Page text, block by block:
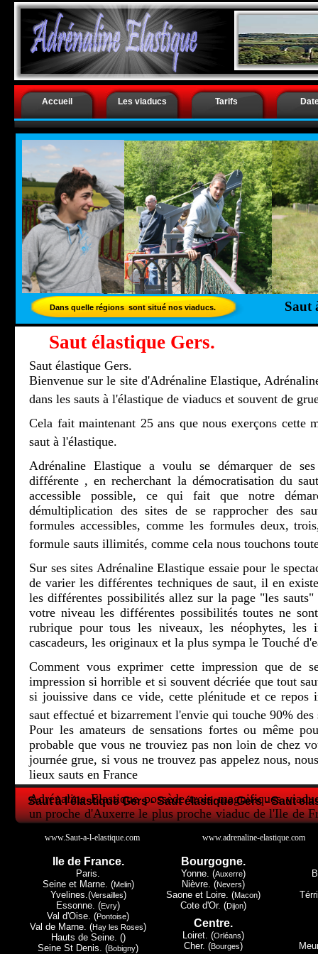
Saut à l'élastique Gers - Saut élastique Gers - Saut
Ile de France.
Paris.
Seine et Marne. (Melin)
Yvelines.(Versailles)
Essonne. (Evry)
Val d'Oise. (Pontoise)
Val de Marne. (Hay les Roses)
Hauts de Seine. ()
Seine St Denis. (Bobigny)
Bourgogne.
Yonne. (Auxerre)
Nièvre. (Nevers)
Saone et Loire. (Macon)
Cote d'Or. (Dijon)
Centre.
Loiret. (Orléans)
Cher. (Bourges)
Saut
Dans quelle régions sont situé nos viaducs.
Saut élastique Gers.
Saut élastique Gers.
Bienvenue sur le site d'Adrénaline Elastique,
dans les sauts à l'élastique de viaducs et souvent de
Cela fait maintenant 25 ans que nous exerçons cette
saut à l'élastique.
Adrénaline Elastique a voulu se démarquer de
différente , en recherchant la démocratisation du
accessible possible, ce qui fait que notre
démultiplication des sites de se rapprocher des
formules accessibles, comme les formules deux,
formule sauts illimités, comme cela nous touchons
Sur ses sites Adrénaline Elastique essaie pour le
de varier les différentes techniques de saut, il en
les différentes possibilités allez sur la page "les
votre niveau les différentes possibilités toutes ne
rubrique pour tous les niveaux, les néophytes, les
cascadeurs, les originaux et la plus sympa le Touché
Comment vous exprimer cette impression que de
impression si horrible et si souvent décriée que tout
si jouissive dans ce vide, cette plénitude et ce repos
saut effectué et bizarrement l'envie qui touche 90% des
Pour les amateurs de sensations fortes ou même
probable que vous ne trouviez pas non loin de chez
journée grue, si vous ne trouvez pas appelez nous,
lieux sauts en France
Adrénaline Elastique possède trois magnifiques
un proche d'Auxerre le plus proche viaduc de l'Ile de
la Lorraine et le petit dernier en Champagne Ardenne.
Tous les trois ont leur spécificité, Druyes les Belles
de Paris, Exermont lui dans les Ardennes c'est la
Luxembourg, mais c'est à Claudon et seulement à
Must du Must le touché d'eau.
Nous espérons vous avoir donné envie de regarder
donc peut-être pour un avenir proche, vous avoir
Accueil Les viaducs Tarifs
www.Saut-a-l-elastique.com www.adrenaline-elastique.com